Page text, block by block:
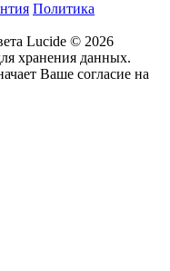
Политика
Lucide © 2026
хранения данных.
Ваше согласие на